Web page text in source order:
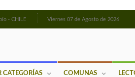
- CHILE Viernes 07 de Agosto de 2026
CATEGORÍAS COMUNAS